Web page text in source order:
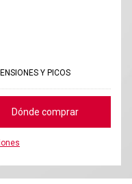
Y PICOS
Dónde comprar